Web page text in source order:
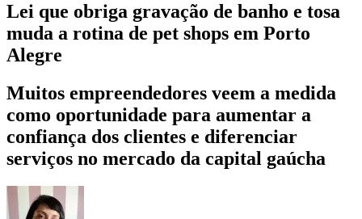
Lei que obriga gravação de banho e tosa
muda a rotina de pet shops em Porto
Alegre
Muitos empreendedores veem a medida
como oportunidade para aumentar a
confiança dos clientes e diferenciar
serviços no mercado da capital gaúcha